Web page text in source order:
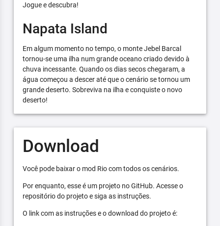
Jogue e descubra!
Napata Island
Em algum momento no tempo, o monte Jebel Barcal
tornou-se uma ilha num grande oceano criado devido à
chuva incessante. Quando os dias secos chegaram, a
água começou a descer até que o cenário se tornou um
grande deserto. Sobreviva na ilha e conquiste o novo
deserto!
Download
Você pode baixar o mod Rio com todos os cenários.
Por enquanto, esse é um projeto no GitHub. Acesse o
repositório do projeto e siga as instruções.
O link com as instruções e o download do projeto é: